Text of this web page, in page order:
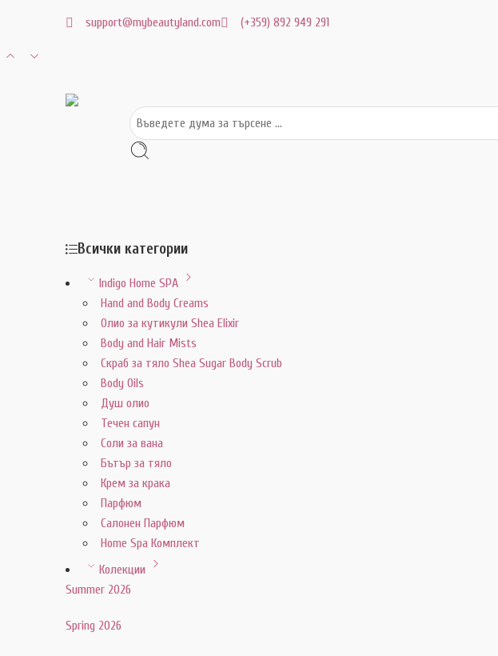
support@mybeautyland.com (+359) 892 949 291
Всички категории
Indigo Home SPA
Hand and Body Creams
Олио за кутикули Shea Elixir
Body and Hair Mists
Скраб за тяло Shea Sugar Body Scrub
Body Oils
Душ олио
Течен сапун
Соли за вана
Бътър за тяло
Крем за крака
Парфюм
Салонен Парфюм
Home Spa Комплект
Колекции
Summer 2026
Spring 2026